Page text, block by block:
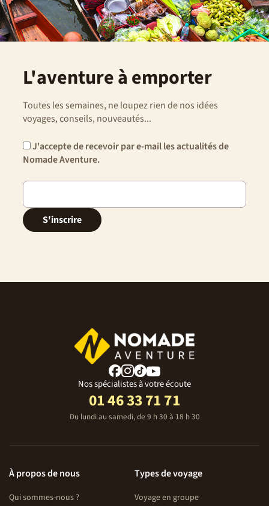
L'aventure à emporter
Toutes les semaines, ne loupez rien de nos idées
voyages, conseils, nouveautés...
J'accepte de recevoir par e-mail les actualités de
Nomade Aventure.
S'inscrire
Nos spécialistes à votre écoute
01 46 33 71 71
Du lundi au samedi, de 9 h 30 à 18 h 30
À propos de nous
Qui sommes-nous ?
Types de voyage
Voyage en groupe